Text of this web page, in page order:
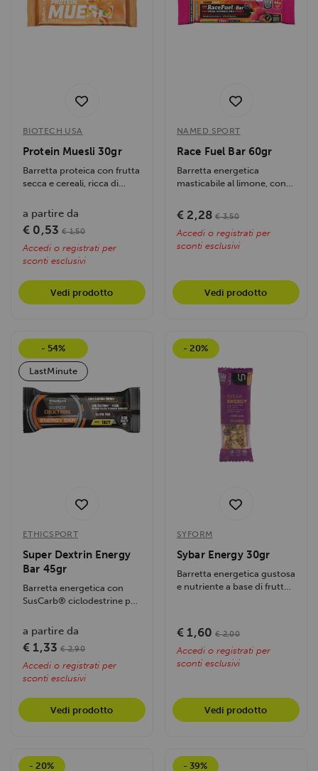
BIOTECH USA
Protein Muesli 30gr
Barretta proteica con frutta
secca e cereali, ricca di
a partire da
€ 0,53 € 1,50
Accedi o registrati per
sconti esclusivi
Vedi prodotto
NAMED SPORT
Race Fuel Bar 60gr
Barretta energetica
masticabile al limone, con
rapporto...
€ 2,28 € 3,50
Accedi o registrati per
sconti esclusivi
Vedi prodotto
- 54%
LastMinute
ETHICSPORT
Super Dextrin Energy
Bar 45gr
Barretta energetica con
SusCarb® ciclodestrine per
prolungata....
a partire da
€ 1,33 € 2,90
Accedi o registrati per
sconti esclusivi
Vedi prodotto
- 20%
SYFORM
Sybar Energy 30gr
Barretta energetica gustosa
e nutriente a base di frutta
€ 1,60 € 2,00
Accedi o registrati per
sconti esclusivi
Vedi prodotto
- 20% - 39%